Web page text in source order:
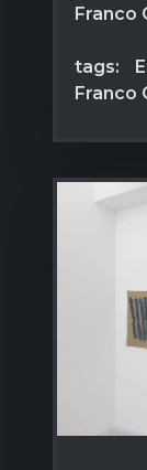
Franco
tags:
Franco